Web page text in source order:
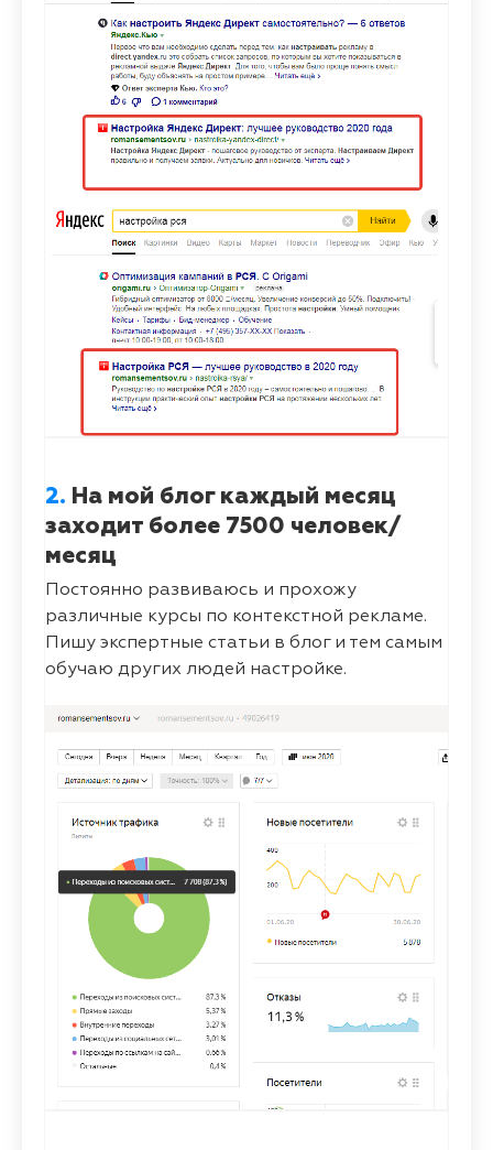
2. На мой блог каждый месяц
заходит более 7500 человек/
месяц
Постоянно развиваюсь и прохожу
различные курсы по контекстной рекламе.
Пишу экспертные статьи в блог и тем самым
обучаю других людей настройке.